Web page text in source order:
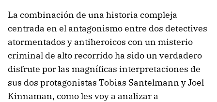
La combinación de una historia compleja
centrada en el antagonismo entre dos detectives
atormentados y antiheroicos con un misterio
criminal de alto recorrido ha sido un verdadero
disfrute por las magníficas interpretaciones de
sus dos protagonistas Tobias Santelmann y Joel
Kinnaman, como les voy a analizar a